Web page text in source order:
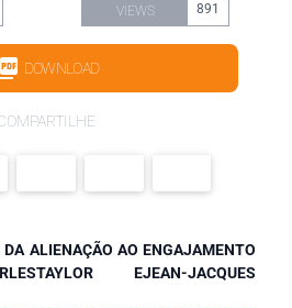
VIEWS 891
DOWNLOAD
ALIENAÇÃO AO ENGAJAMENTO
EJEAN-JACQUES